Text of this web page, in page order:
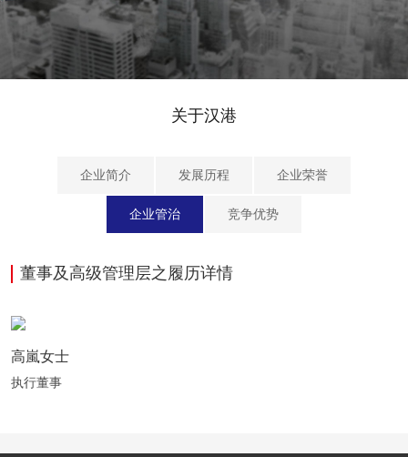
关于汉港
企业简介 发展历程 企业荣誉
企业管治 竞争优势
董事及高级管理层之履历详情
高嵐女士
执行董事